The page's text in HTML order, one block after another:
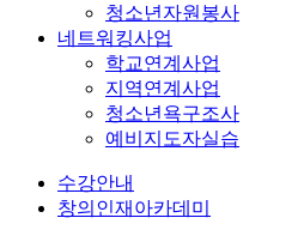
청소년자원봉사
네트워킹사업
학교연계사업
지역연계사업
청소년욕구조사
예비지도자실습
수강안내
창의인재아카데미